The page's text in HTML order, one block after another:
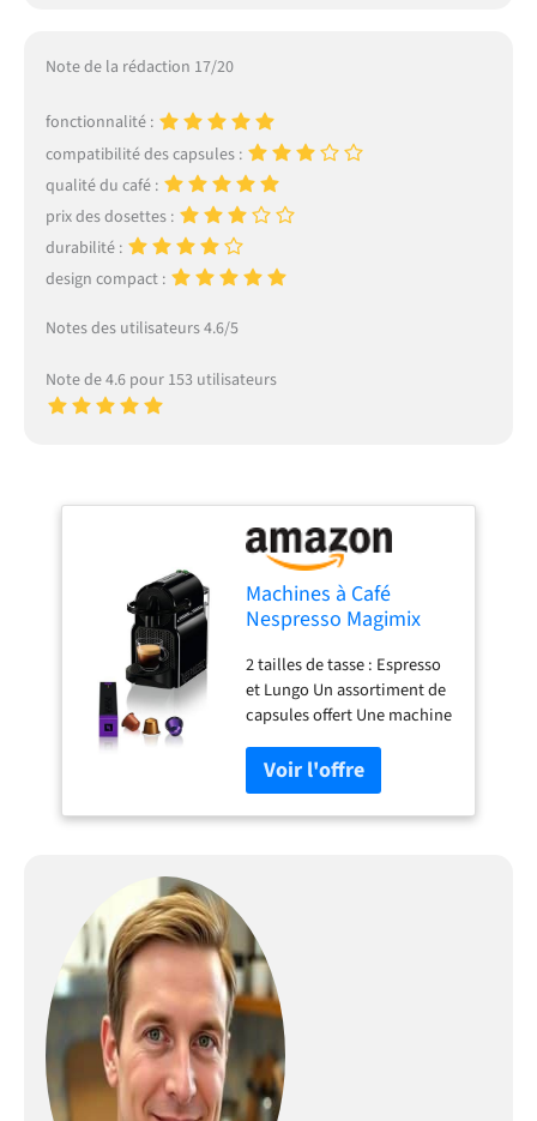
Note de la rédaction 17/20
fonctionnalité :
compatibilité des capsules :
qualité du café :
prix des dosettes :
durabilité :
design compact :
Notes des utilisateurs 4.6/5
Note de 4.6 pour 153 utilisateurs
Machines à Café
Nespresso Magimix
Espresso à Dosettes
11350
2 tailles de tasse : Espresso
et Lungo Un assortiment de
capsules offert Une machine
à café au design simple et
épuré Mode économie
d'énergie avec arrêt
automatique après 9